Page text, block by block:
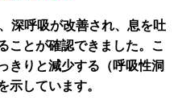
深呼吸が改善され、息を吐
ことが確認できました。こ
きりと減少する（呼吸性洞
示しています。